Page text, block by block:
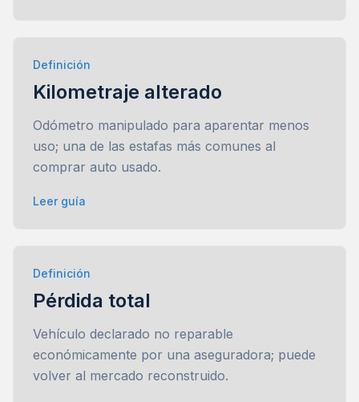
Definición
Kilometraje alterado
Odómetro manipulado para aparentar menos
uso; una de las estafas más comunes al
comprar auto usado.
Leer guía
Definición
Pérdida total
Vehículo declarado no reparable
económicamente por una aseguradora; puede
volver al mercado reconstruido.